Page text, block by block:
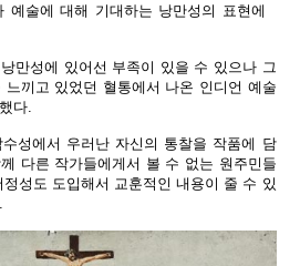
예술에 대해 기대하는 낭만성의 표현에
만성에 있어선 부족이 있을 수 있으나 그
끼고 있었던 혈통에서 나온 인디언 예술
다.
성에서 우러난 자신의 통찰을 작품에 담
다른 작가들에게서 볼 수 없는 원주민들
성도 도입해서 교훈적인 내용이 줄 수 있